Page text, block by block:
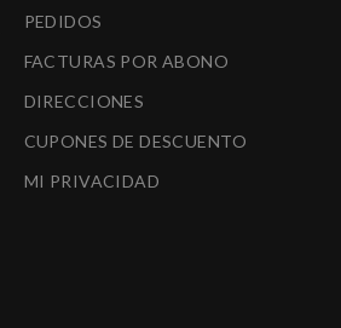
PEDIDOS
FACTURAS POR ABONO
DIRECCIONES
CUPONES DE DESCUENTO
MI PRIVACIDAD